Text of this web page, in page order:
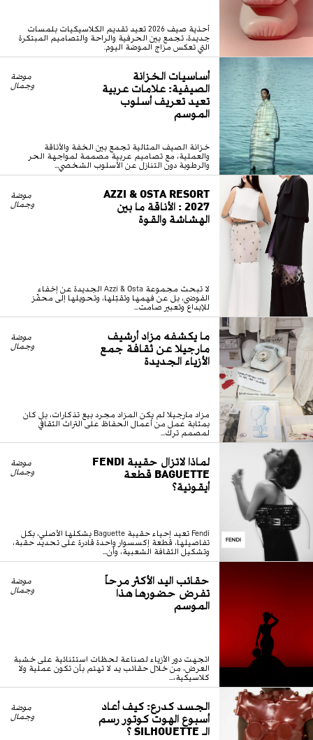
أحذية صيف 2026 تعيد تقديم الكلاسيكيات بلمسات
جديدة، تجمع بين الحرفية والراحة والتصاميم المبتكرة
التي تعكس مزاج الموضة اليوم.
أساسيات الخزانة
الصيفية: علامات عربية
تعيد تعريف أسلوب
الموسم
موضة
وجمال
خزانة الصيف المثالية تجمع بين الخفة والأناقة
والعملية، مع تصاميم عربية مصممة لمواجهة الحر
والرطوبة دون التنازل عن الأسلوب الشخصي...
AZZI & OSTA RESORT
2027 : الأناقة ما بين
الهشاشة والقوة
موضة
وجمال
لا تبحث مجموعة Azzi & Osta الجديدة عن إخفاء
الفوضى، بل عن فهمها وتقبّلها، وتحويلها إلى محفّز
للإبداع وتعبير صامت...
ما يكشفه مزاد أرشيف
مارجيلا عن ثقافة جمع
الأزياء الجديدة
موضة
وجمال
مزاد مارجيلا لم يكن المزاد مجرد بيع تذكارات، بل كان
بمثابة عمل من أعمال الحفاظ على التراث الثقافي
لمصمم ترك...
لماذا لاتزال حقيبة FENDI
BAGUETTE قطعة
أيقونية؟
موضة
وجمال
Fendi تعيد إحياء حقيبة Baguette بشكلها الأصلي، بكل
تفاصيلها، قطعة إكسسوار واحدة قادرة على تحديد حقبة،
وتشكيل الثقافة الشعبية، وأن...
حقائب اليد الأكثر مرحاً
تفرض حضورها هذا
الموسم
موضة
وجمال
اتجهت دور الأزياء لصناعة لحظات استثنائية على خشبة
العرض، من خلال حقائب يد لا تهتم بأن تكون عملية ولا
كلاسيكية،...
الجسد كدرع: كيف أعاد
أسبوع الهوت كوتور رسم
الـ SILHOUETTE ؟
موضة
وجمال